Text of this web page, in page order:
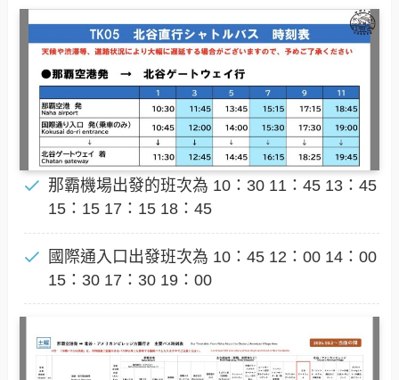
那霸機場出發的班次為 10：30 11：45 13：45
15：15 17：15 18：45
國際通入口出發班次為 10：45 12：00 14：00
15：30 17：30 19：00